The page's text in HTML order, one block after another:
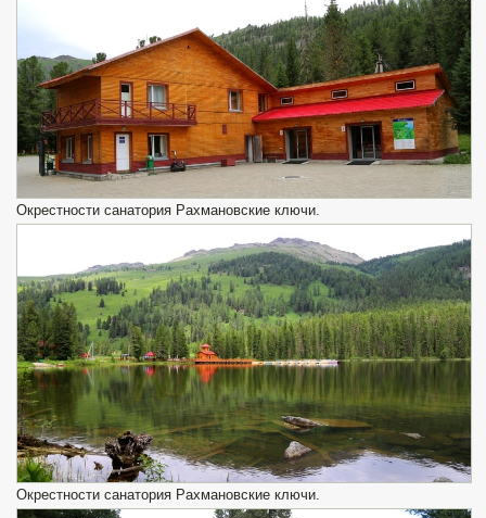
Окрестности санатория Рахмановские ключи.
Окрестности санатория Рахмановские ключи.